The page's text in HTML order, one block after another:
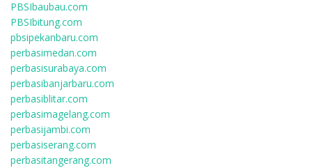
PBSIbaubau.com
PBSIbitung.com
pbsipekanbaru.com
perbasimedan.com
perbasisurabaya.com
perbasibanjarbaru.com
perbasiblitar.com
perbasimagelang.com
perbasijambi.com
perbasiserang.com
perbasitangerang.com